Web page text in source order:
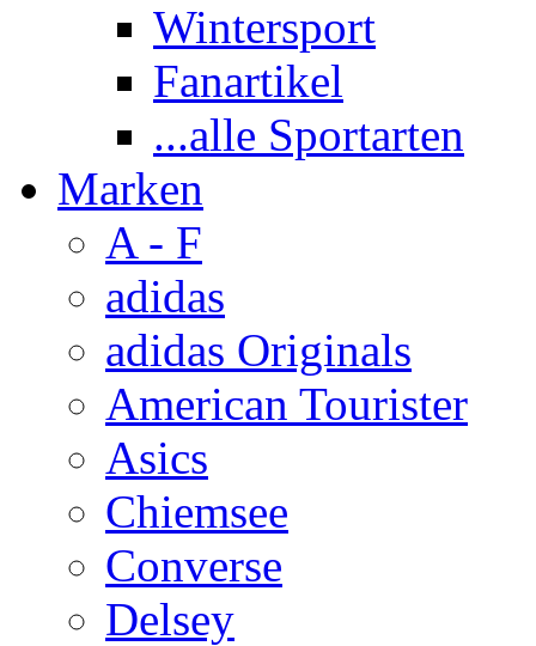
Wintersport
Fanartikel
...alle Sportarten
Marken
A - F
adidas
adidas Originals
American Tourister
Asics
Chiemsee
Converse
Delsey